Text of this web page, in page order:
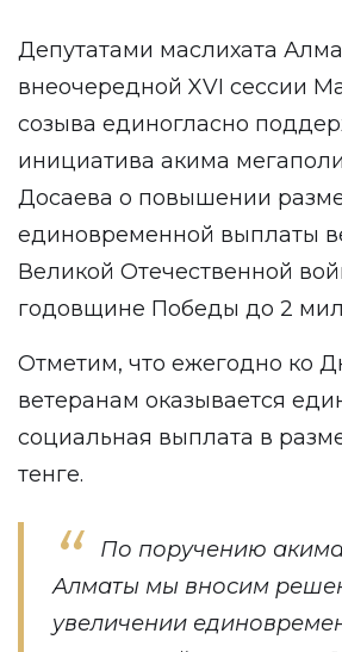
Депутатами маслихата
внеочередной XVI сессии
созыва единогласно
инициатива акима
Досаева о повышении
единовременной выплаты
Великой Отечественной
годовщине Победы до 2
Отметим, что ежегодно ко
ветеранам оказывается
социальная выплата в
тенге.
По поручению
Алматы мы вносим
увеличении